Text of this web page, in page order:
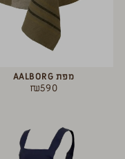
מפת AALBORG
₪590